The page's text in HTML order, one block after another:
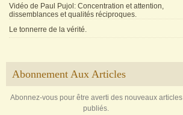
Vidéo de Paul Pujol: Concentration et attention,
dissemblances et qualités réciproques.
Le tonnerre de la vérité.
Abonnement Aux Articles
Abonnez-vous pour être averti des nouveaux articles
publiés.